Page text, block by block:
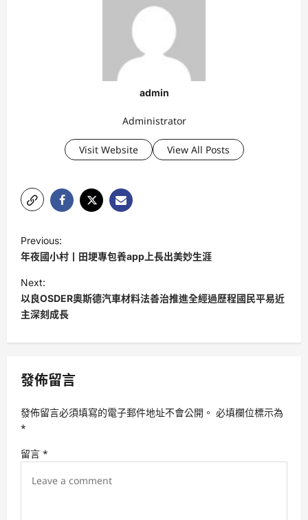
admin
Administrator
Visit Website View All Posts
o
s
t
n
a
i
a
t
i
Previous:
年夜國小村丨田埂專包養app上長出美妙生涯
Next:
以良OSDER奧斯德汽車材料法善治推進全經過歷程國民平易近
主深刻成長
發佈留言
發佈留言必須填寫的電子郵件地址不會公開。 必填欄位標示為
*
留言 *